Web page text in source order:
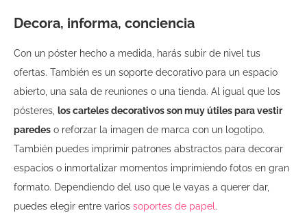
Decora, informa, conciencia
Con un póster hecho a medida, harás subir de nivel tus
ofertas. También es un soporte decorativo para un espacio
abierto, una sala de reuniones o una tienda. Al igual que los
pósteres, los carteles decorativos son muy útiles para vestir
paredes o reforzar la imagen de marca con un logotipo.
También puedes imprimir patrones abstractos para decorar
espacios o inmortalizar momentos imprimiendo fotos en gran
formato. Dependiendo del uso que le vayas a querer dar,
puedes elegir entre varios soportes de papel.